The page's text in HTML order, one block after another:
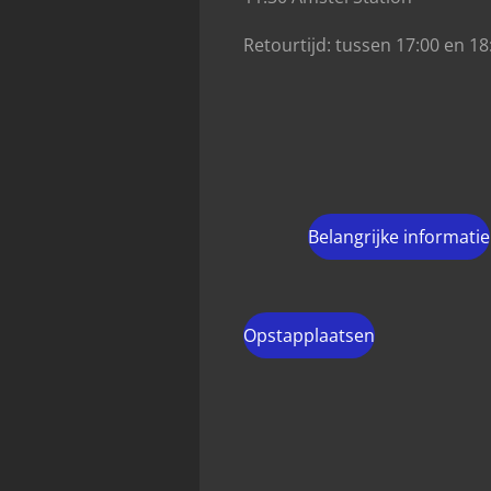
Retourtijd: tussen 17:00 en
Belangrijke informatie
Opstapplaatsen